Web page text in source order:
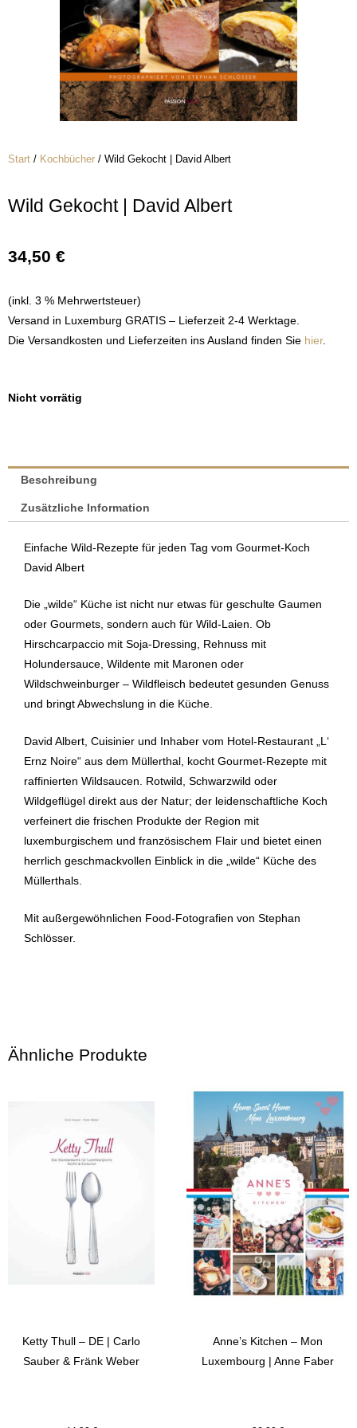
Start / Kochbücher / Wild Gekocht | David Albert
Wild Gekocht | David Albert
34,50 €
(inkl. 3 % Mehrwertsteuer)
Versand in Luxemburg GRATIS – Lieferzeit 2-4 Werktage.
Die Versandkosten und Lieferzeiten ins Ausland finden Sie hier.
Nicht vorrätig
Beschreibung
Zusätzliche Information
Einfache Wild-Rezepte für jeden Tag vom Gourmet-Koch
David Albert
Die „wilde“ Küche ist nicht nur etwas für geschulte Gaumen
oder Gourmets, sondern auch für Wild-Laien. Ob
Hirschcarpaccio mit Soja-Dressing, Rehnuss mit
Holundersauce, Wildente mit Maronen oder
Wildschweinburger – Wildfleisch bedeutet gesunden Genuss
und bringt Abwechslung in die Küche.
David Albert, Cuisinier und Inhaber vom Hotel-Restaurant „L‘
Ernz Noire“ aus dem Müllerthal, kocht Gourmet-Rezepte mit
raffinierten Wildsaucen. Rotwild, Schwarzwild oder
Wildgeflügel direkt aus der Natur; der leidenschaftliche Koch
verfeinert die frischen Produkte der Region mit
luxemburgischem und französischem Flair und bietet einen
herrlich geschmackvollen Einblick in die „wilde“ Küche des
Müllerthals.
Mit außergewöhnlichen Food-Fotografien von Stephan
Schlösser.
Ähnliche Produkte
Ketty Thull – DE | Carlo
Sauber & Fränk Weber
Anne’s Kitchen – Mon
Luxembourg | Anne Faber